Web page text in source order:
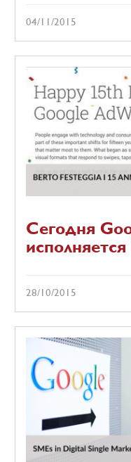
04/11/2015
Сегодня
исполняется
28/10/2015